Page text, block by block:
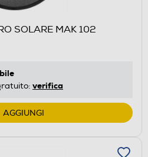
SOLARE MAK 102
verifica
AGGIUNGI